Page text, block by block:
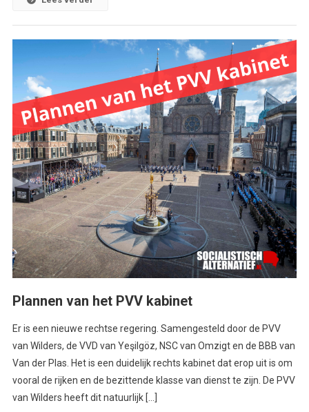
Plannen van het PVV kabinet
Er is een nieuwe rechtse regering. Samengesteld door de PVV
van Wilders, de VVD van Yeşilgöz, NSC van Omzigt en de BBB van
Van der Plas. Het is een duidelijk rechts kabinet dat erop uit is om
vooral de rijken en de bezittende klasse van dienst te zijn. De PVV
van Wilders heeft dit natuurlijk […]